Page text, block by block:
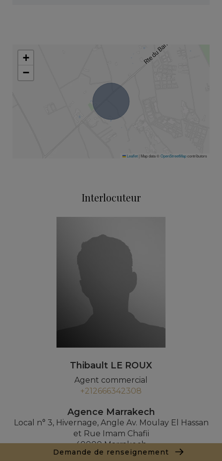
Demande de renseignement
+
−
Leaflet| Map data ©OpenStreetMapcontributors
Interlocuteur
Thibault LE ROUX
Agent commercial
+212666342308
Agence Marrakech
Local n° 3, Hivernage, Angle Av. Moulay El Hassan
et Rue Imam Chafii
40000 Marrakech
+ 212 524 422 229